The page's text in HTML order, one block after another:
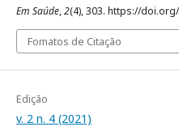
Em Saúde,2(4), 303. https://
Fomatos de Citação
Edição
v. 2 n. 4 (2021)